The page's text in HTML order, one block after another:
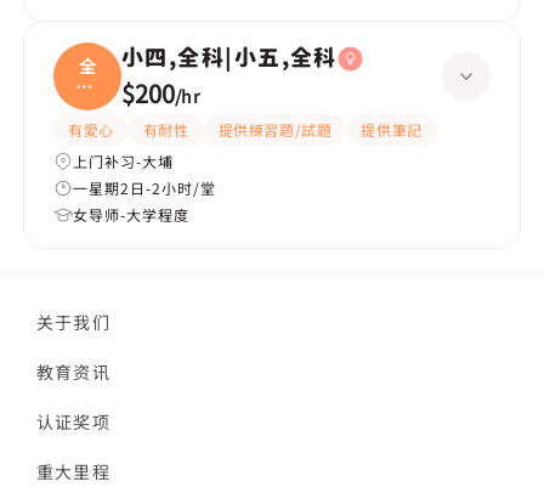
全
科|
小五
小四,全科|小五,全科
$200/hr
有愛心 有耐性 提供練習題/試題
提供筆記
上门补习-大埔
一星期2日-2小时/堂
女导师-大学程度
关于我们
教育资讯
认证奖项
重大里程